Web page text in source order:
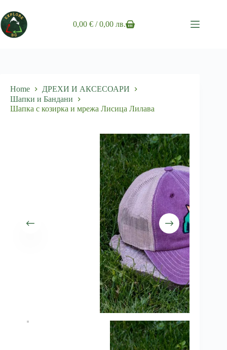
to
content
Shopping
0,00€ / 0,00 лв.
Home
ДРЕХИ И АКСЕСОАРИ
Шапки и Бандани
Шапка с козирка и мрежа Лисица Лилава